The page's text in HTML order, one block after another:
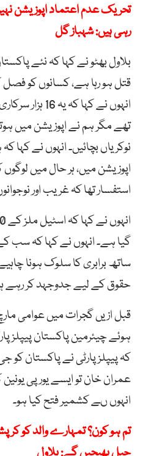
تحریک عدم اعتماد اپوزیشن
رہی ہیں: شہباز گل
بلاول بھٹو نے کہا کہ نئے
قتل ہو رہا ہے، کسانوں کو
انہوں نے کہا
نوکریاں بچائیں۔ انہوں نے
اپوزیشن میں، ہر حال میں لوگوں
استفسار تھا کہ غریب اور
گیا ہے۔ انہوں نے کہا کہ سب
ساتھ برابری کا سلوک ہونا
حقوق کے لیے جدوجہد کر رہے
قبل ازیں گجرات میں عوامی
ہوئے چیئرمین پاکستان
کہ پیپلزپارٹی نے پاکستان کو
عمران خان تو ایسے یورپی
انہوں ںے کشمیر فتح کیا ہو۔
تم ہو کون؟ تمہارے والد کو